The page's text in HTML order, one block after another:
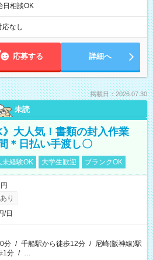
相談OK
応なし
応募する 詳細へ
掲載日：2026.07.30
未読
》大人気！書類の封入作業
＊日払い手渡し〇
未経験OK 大学生歓迎 ブランクOK
り
/日
分 / 千船駅から徒歩12分 / 尼崎(阪神線)駅
1分 / …